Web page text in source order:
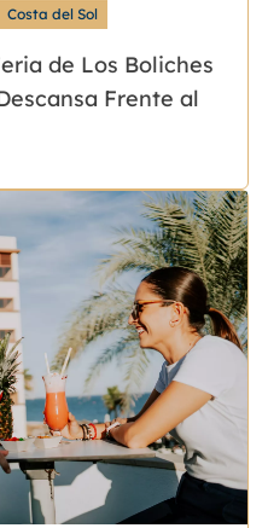
Costa del Sol
de Los Boliches
Frente al